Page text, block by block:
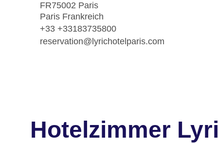
FR75002 Paris
Paris Frankreich
+33 +33183735800
reservation@lyrichotelparis.com
Hotelzimmer